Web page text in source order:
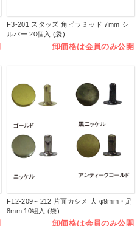
F3-201 スタッズ 角ピラミッド 7mm シ
ルバー 20個入 (袋)
卸価格は会員のみ公開
F12-209～212 片面カシメ 大 φ9mm・足
8mm 10組入 (袋)
卸価格は会員のみ公開